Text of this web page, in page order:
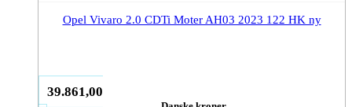
Opel Vivaro 2.0 CDTi Moter AH03 2023 122 HK ny
39.861,00